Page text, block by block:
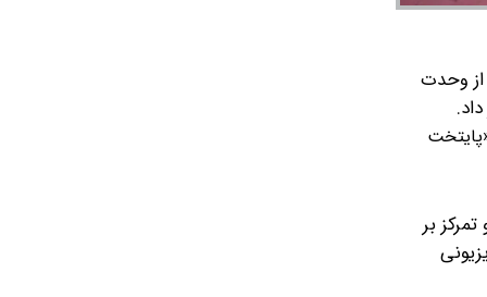
«پایتخت ۷»، این اثر را نمادی از وحدت
مجموعه «پایتخت
ایرانی و تمرکز بر